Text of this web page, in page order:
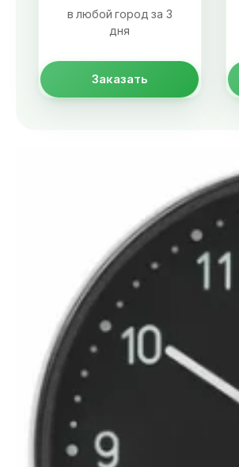
в любой город за 3
дня
Заказать